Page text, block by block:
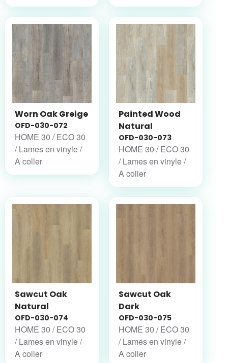
Worn Oak Greige
OFD-030-072
HOME 30 / ECO 30
/ Lames en vinyle /
A coller
Painted Wood
Natural
OFD-030-073
HOME 30 / ECO 30
/ Lames en vinyle /
A coller
Sawcut Oak
Natural
OFD-030-074
HOME 30 / ECO 30
/ Lames en vinyle /
A coller
Sawcut Oak
Dark
OFD-030-075
HOME 30 / ECO 30
/ Lames en vinyle /
A coller